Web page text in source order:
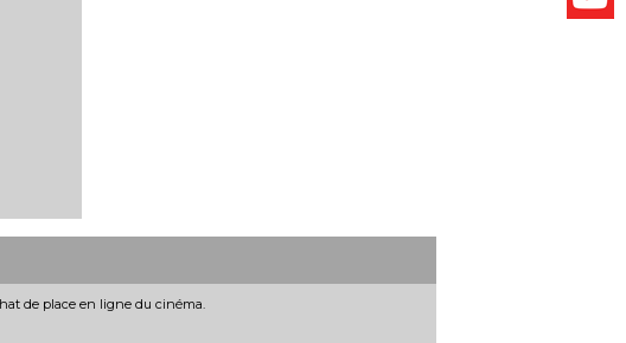
de place en ligne du cinéma.